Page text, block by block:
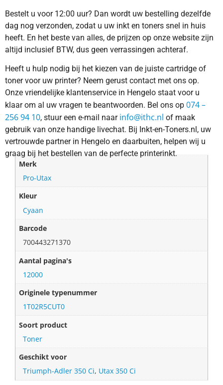
Bestelt u voor 12:00 uur? Dan wordt uw bestelling dezelfde
dag nog verzonden, zodat u uw inkt en toners snel in huis
heeft. En het beste van alles, de prijzen op onze website zijn
altijd inclusief BTW, dus geen verrassingen achteraf.
Heeft u hulp nodig bij het kiezen van de juiste cartridge of
toner voor uw printer? Neem gerust contact met ons op.
Onze vriendelijke klantenservice in Hengelo staat voor u
klaar om al uw vragen te beantwoorden. Bel ons op 074 –
256 94 10, stuur een e-mail naar info@ithc.nl of maak
gebruik van onze handige livechat. Bij Inkt-en-Toners.nl, uw
vertrouwde partner in Hengelo en daarbuiten, helpen wij u
graag bij het bestellen van de perfecte printerinkt.
Merk
Pro-Utax
Kleur
Cyaan
Barcode
700443271370
Aantal pagina's
12000
Originele typenummer
1T02R5CUT0
Soort product
Toner
Geschikt voor
Triumph-Adler 350 Ci, Utax 350 Ci